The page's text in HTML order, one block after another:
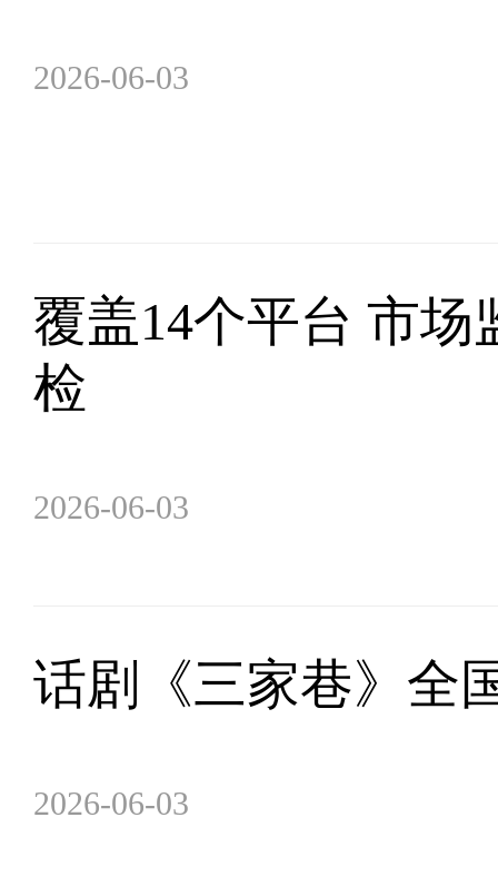
2026-06-03
覆盖14个平台 市
检
2026-06-03
话剧《三家巷》全
2026-06-03